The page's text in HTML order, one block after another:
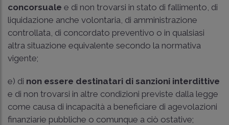
concorsuale e di non trovarsi in stato di fallimento, di
liquidazione anche volontaria, di amministrazione
controllata, di concordato preventivo o in qualsiasi
altra situazione equivalente secondo la normativa
vigente;
e) di non essere destinatari di sanzioni interdittive
e di non trovarsi in altre condizioni previste dalla legge
come causa di incapacità a beneficiare di agevolazioni
finanziarie pubbliche o comunque a ciò ostative;